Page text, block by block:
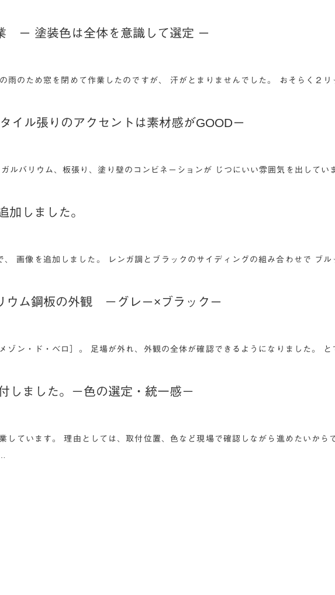
ー 塗装色は全体を意識して選定 ー
のため窓を閉めて作業したのですが、 汗がとまりませんでした。 おそらく２リ
イル張りのアクセントは素材感がGOODー
ルバリウム、板張り、塗り壁のコンビネーションが じつにいい雰囲気を出してい
しました。
画像を追加しました。 レンガ調とブラックのサイディングの組み合わせで ブル
ム鋼板の外観 －グレー×ブラックー
ゾン・ド・ベロ］。 足場が外れ、外観の全体が確認できるようになりました。 と
しました。－色の選定・統一感－
しています。 理由としては、取付位置、色など現場で確認しながら進めたいから